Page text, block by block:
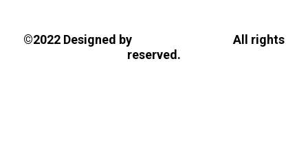
©2022 Designed by
All rights
reserved.